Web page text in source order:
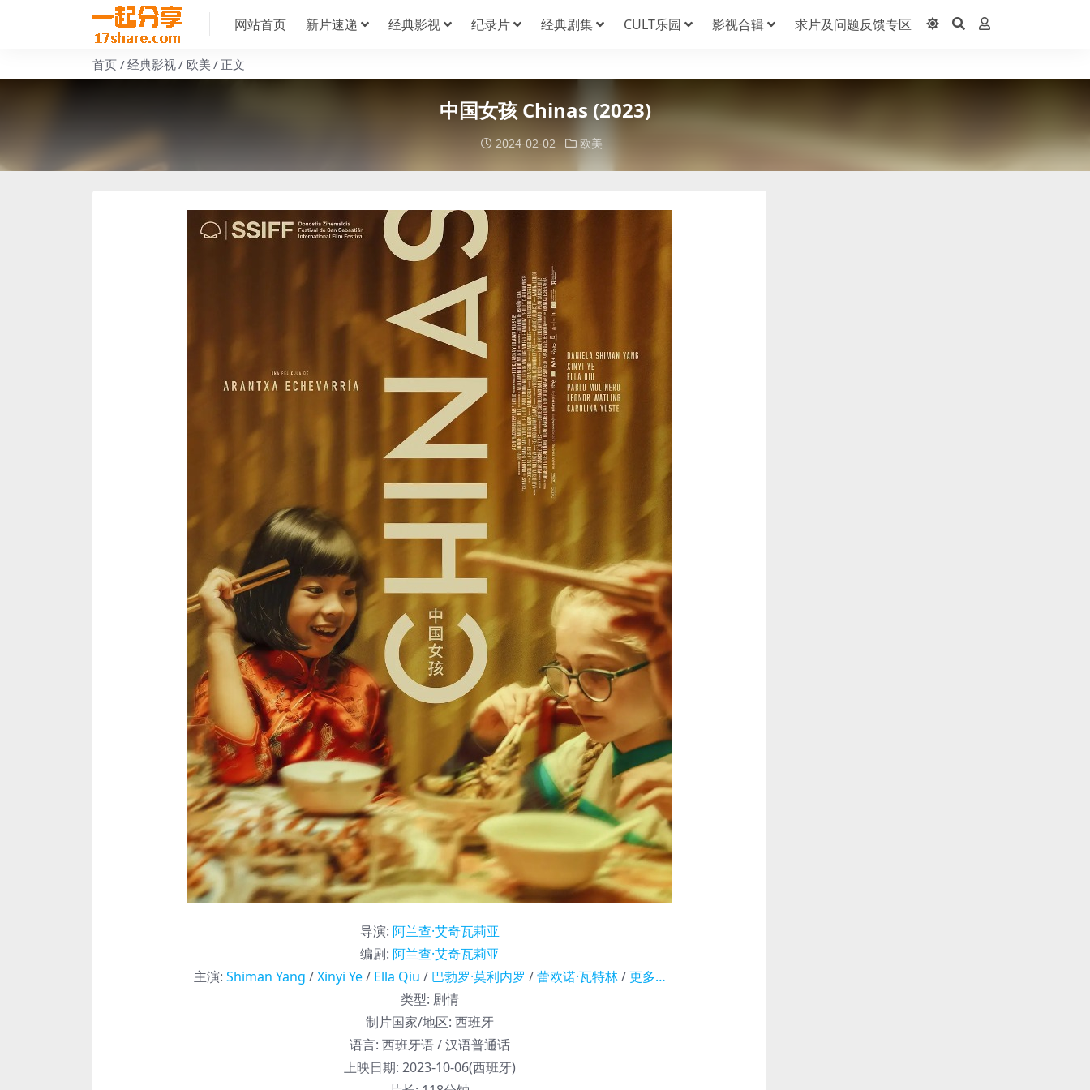
网站首页 新片速递 经典影视 纪录片 经典剧集 CULT乐园 影视合辑 求片及问题反馈专区
首页 经典影视 欧美 正文
中国女孩 Chinas (2023)
2024-02-02 欧美
导演: 阿兰查·艾奇瓦莉亚
编剧: 阿兰查·艾奇瓦莉亚
主演: Shiman Yang /Xinyi Ye/ Ella Qiu / 巴勃罗·莫利内罗 /蕾欧诺·瓦特林/更多…
类型: 剧情
制片国家/地区: 西班牙
语言: 西班牙语 / 汉语普通话
上映日期: 2023-10-06(西班牙)